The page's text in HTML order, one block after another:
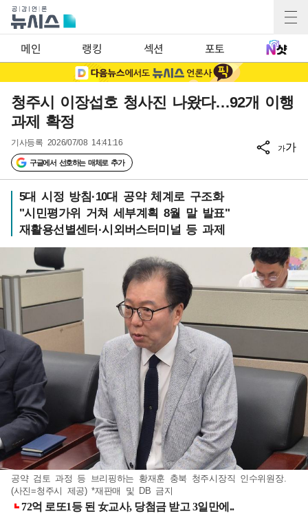
메인 랭킹 섹션 포토
청주시 이장섭호 청사진 나왔다…92개 이행
과제 확정
기사등록 2026/07/08 14:41:16
구글에서 선호하는 매체로 추가
가가
5대 시정 방침·10대 공약 체계로 구조화
"시민평가위 거쳐 세부계획 8월 말 발표"
재활용선별센터·시외버스터미널 등 과제
공약 검토 과정 등 브리핑하는 황재훈 충북 청주시장직 인수위원장.
(사진=청주시 제공) *재판매 및 DB 금지